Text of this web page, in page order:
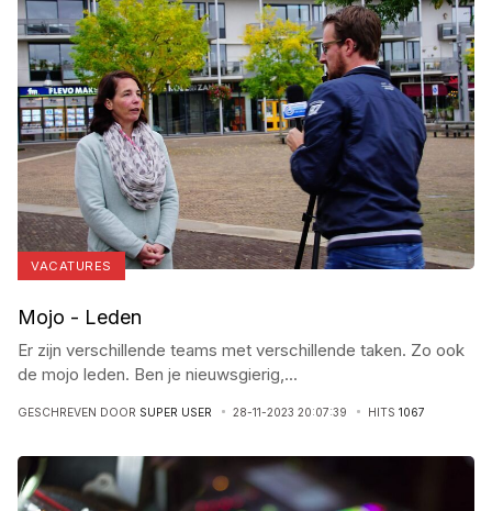
VACATURES
Mojo - Leden
Er zijn verschillende teams met verschillende taken. Zo ook
de mojo leden. Ben je nieuwsgierig, ...
GESCHREVEN DOOR SUPER USER 28-11-2023 20:07:39 HITS 1067